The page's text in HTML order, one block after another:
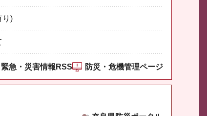
り)
緊急・災害情報RSS 防災・危機管理ページ